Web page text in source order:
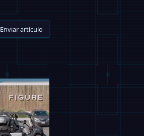
Enviar artículo